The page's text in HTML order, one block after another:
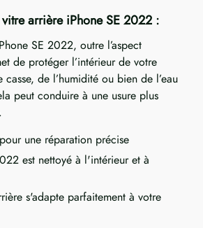
arrière iPhone SE 2022 :
SE 2022, outre l’aspect
de protéger l’intérieur de votre
de l’humidité ou bien de l’eau
peut conduire à une usure plus
une réparation précise
est nettoyé à l'intérieur et à
s'adapte parfaitement à votre